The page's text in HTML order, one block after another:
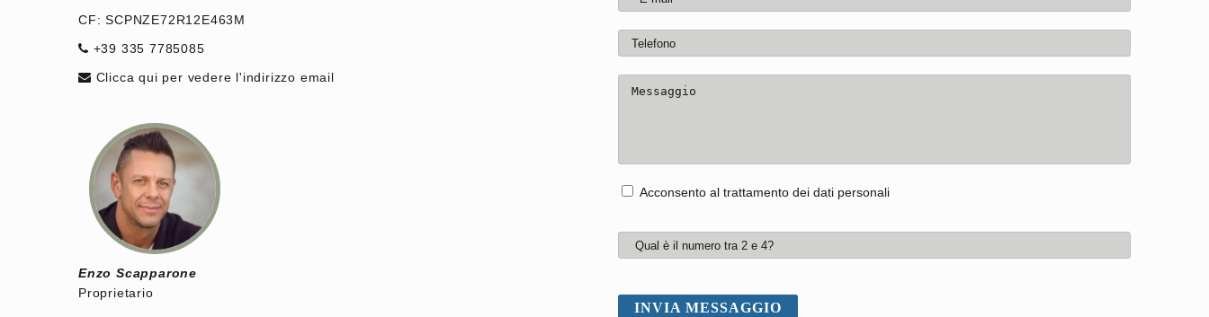
CF: SCPNZE72R12E463M
+39 335 7785085
Clicca qui per vedere l'indirizzo email
Enzo Scapparone
Proprietario
Acconsento al trattamento dei dati personali
INVIA MESSAGGIO